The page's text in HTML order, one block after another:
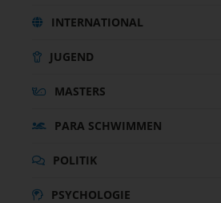
INTERNATIONAL
JUGEND
MASTERS
PARA SCHWIMMEN
POLITIK
PSYCHOLOGIE